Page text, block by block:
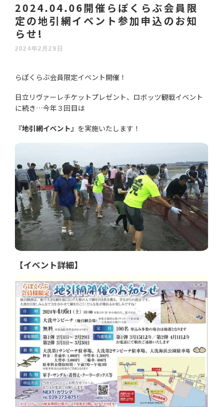
2024.04.06開催らぽくらぶ会員限
定の地引網イベント参加申込のお知
らせ!
2024年2月29日
らぽくらぶ会員限定イベント開催！
日立リヴァーレチケットプレゼント、ロボッツ観戦イベント
に続き…今年３回目は
『地引網イベント』 を実施いたします！
【イベント詳細】